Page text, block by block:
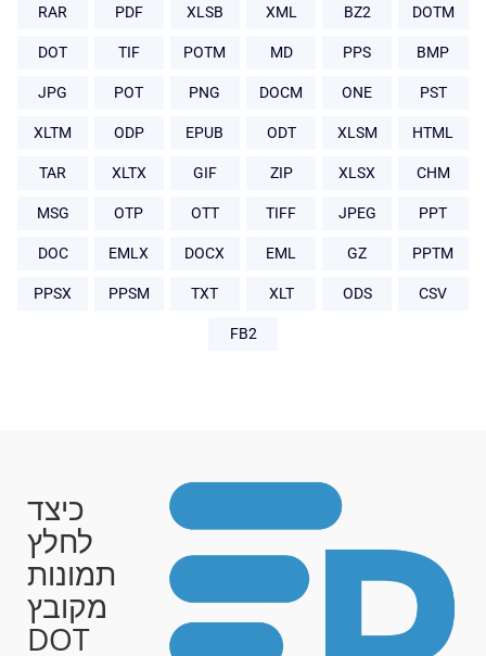
RAR PDF XLSB XML BZ2 DOTM
DOT TIF POTM MD PPS BMP
JPG POT PNG DOCM ONE PST
XLTM ODP EPUB ODT XLSM HTML
TAR XLTX GIF ZIP XLSX CHM
MSG OTP OTT TIFF JPEG PPT
DOC EMLX DOCX EML GZ PPTM
PPSX PPSM TXT XLT ODS CSV
FB2
כיצד
לחלץ
תמונות
מקובץ
DOT